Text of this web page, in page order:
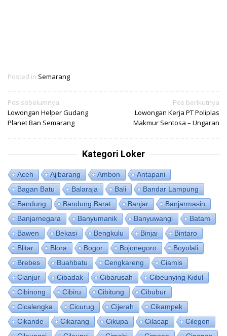
Posted in Semarang
Navigasi
pos
Pos sebelumnya
Lowongan Helper Gudang
Planet Ban Semarang
Pos berikutnya
Lowongan Kerja PT Poliplas
Makmur Sentosa – Ungaran
Kategori Loker
Aceh Ajibarang Ambon
Antapani
Bagan Batu
Balaraja Bali
Bandar Lampung
Bandung
Bandung Barat Banjar
Banjarmasin
Banjarnegara
Banyumanik Banyuwangi
Batam
Bawen
Bekasi Bengkulu Binjai
Bintaro
Blitar
Blora Bogor Bojonegoro
Boyolali
Brebes
Buahbatu Cengkareng
Ciamis
Cianjur
Cibadak Cibarusah
Cibeunying Kidul
Cibinong
Cibiru Cibitung
Cibubur
Cicalengka
Cicurug Cijerah
Cikampek
Cikande
Cikarang Cikupa Cilacap
Cilegon